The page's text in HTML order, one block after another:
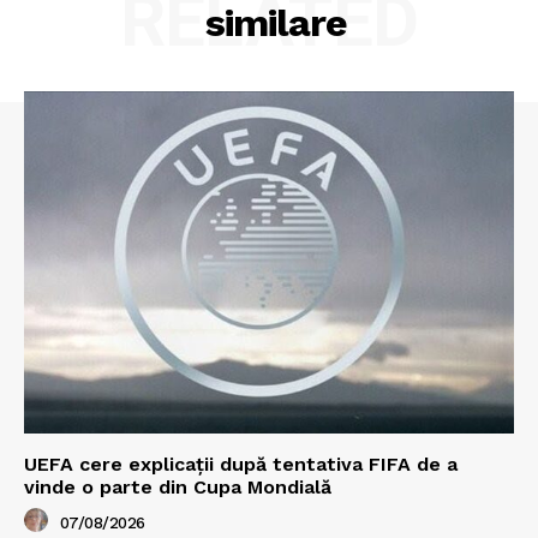
similare
RELATED
UEFA cere explicații după tentativa FIFA de a
vinde o parte din Cupa Mondială
07/08/2026